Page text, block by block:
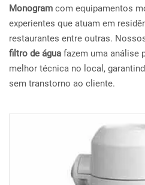
Monogram com equipamentos
experientes que atuam em
restaurantes entre outras.
filtro de água fazem uma análise
melhor técnica no local,
sem transtorno ao cliente.